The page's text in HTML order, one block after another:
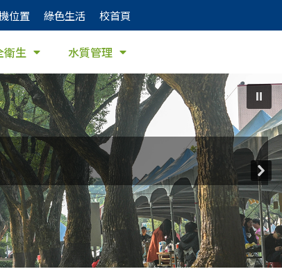
位置 綠色生活 校首頁
衛生 水質管理